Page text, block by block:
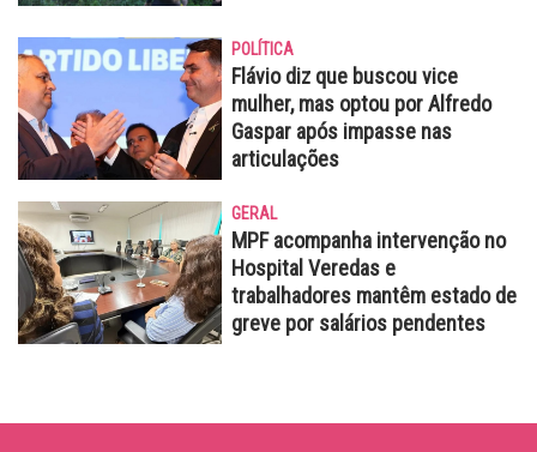
POLÍTICA
Flávio diz que buscou vice
mulher, mas optou por Alfredo
Gaspar após impasse nas
articulações
GERAL
MPF acompanha intervenção no
Hospital Veredas e
trabalhadores mantêm estado de
greve por salários pendentes